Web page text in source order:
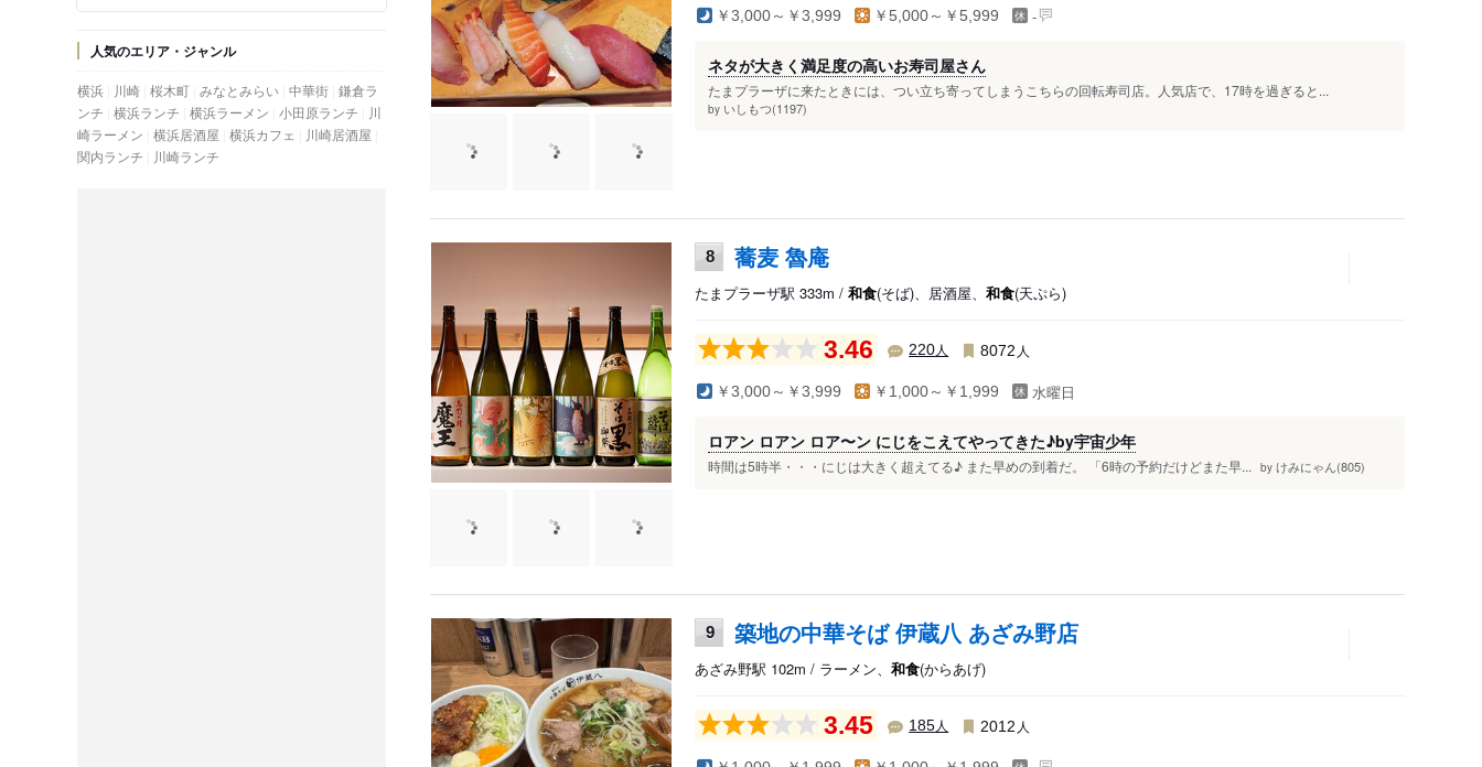
人気のエリア・ジャンル
横浜 川崎 桜木町 みなとみらい 中華街 鎌倉ラ
ンチ 横浜ランチ 横浜ラーメン 小田原ランチ
川
崎ラーメン 横浜居酒屋 横浜カフェ
川崎居酒屋
関内ランチ
川崎ランチ
￥3,000～￥3,999 ￥5,000～￥5,999 -
ネタが大きく満足度の高いお寿司屋さん
たまプラーザに来たときには、つい立ち寄ってしまうこちらの回転寿司店。人気店で、17時を過ぎると...
by いしもつ(1197)
8 蕎麦 魯庵
たまプラーザ駅 333m / 和食(そば)、居酒屋、 和食(天ぷら)
3.46 220人 8072 人
￥3,000～￥3,999 ￥1,000～￥1,999 水曜日
ロアン ロアン ロア〜ン にじをこえてやってきた♪by宇宙少年
時間は5時半・・・にじは大きく超えてる♪ また早めの到着だ。 「6時の予約だけどまた早... by けみにゃん(805)
9 築地の中華そば 伊蔵八 あざみ野店
あざみ野駅 102m / ラーメン、 和食(からあげ)
3.45 185人 2012 人